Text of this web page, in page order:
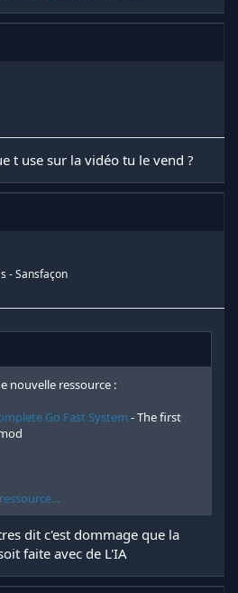
t use sur la vidéo tu le vend ?
- Sansfaçon
nouvelle ressource :
Go Fast System - The first
dit c'est dommage que la
faite avec de L'IA